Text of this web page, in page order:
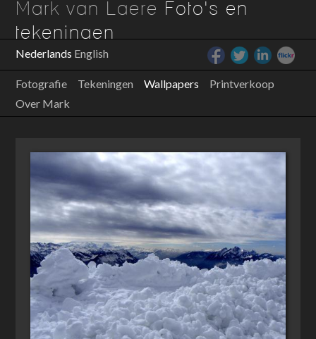
Mark van Laere Foto's en
tekeningen
Nederlands English
Fotografie Tekeningen Wallpapers
Printverkoop
Over Mark